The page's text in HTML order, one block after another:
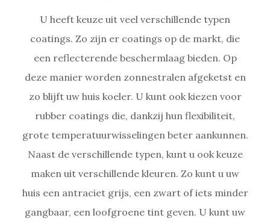
U heeft keuze uit veel verschillende typen
coatings. Zo zijn er coatings op de markt, die
een reflecterende beschermlaag bieden. Op
deze manier worden zonnestralen afgeketst en
zo blijft uw huis koeler. U kunt ook kiezen voor
rubber coatings die, dankzij hun flexibiliteit,
grote temperatuurwisselingen beter aankunnen.
Naast de verschillende typen, kunt u ook keuze
maken uit verschillende kleuren. Zo kunt u uw
huis een antraciet grijs, een zwart of iets minder
gangbaar, een loofgroene tint geven. U kunt uw